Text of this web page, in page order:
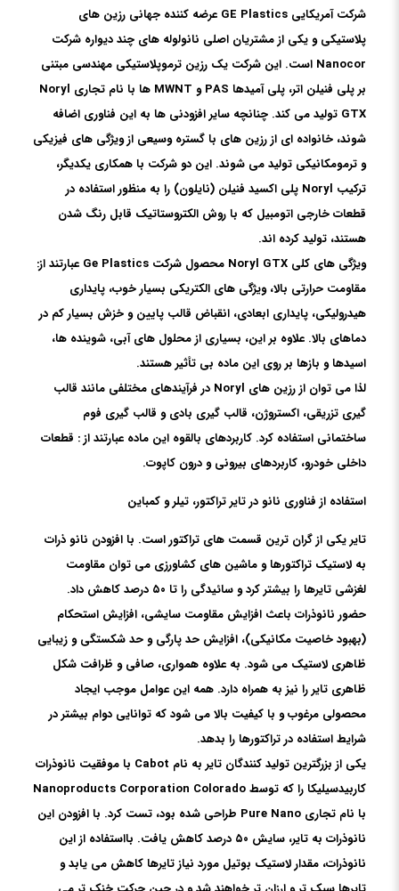
شرکت آمریکایی GE Plastics عرضه کننده جهانی رزین های
پلاستیکی و یکی از مشتریان اصلی نانولوله های چند دیواره شرکت
Nanocor است. این شرکت یک رزین ترموپلاستیکی مهندسی مبتنی
بر پلی فنیلن اتر، پلی آمیدها PAS و MWNT ها با نام تجاری Noryl
GTX تولید می کند. چنانچه سایر افزودنی ها به این فناوری اضافه
شوند، خانواده ای از رزین های با گستره وسیعی از ویژگی های فیزیکی
و ترمومکانیکی تولید می شوند. این دو شرکت با همکاری یکدیگر،
ترکیب Noryl پلی اکسید فنیلن (نایلون) را به منظور استفاده در
قطعات خارجی اتومبیل که با روش الکتروستاتیک قابل رنگ شدن
هستند، تولید کرده اند.
ویژگی های کلی Noryl GTX محصول شرکت Ge Plastics عبارتند از:
مقاومت حرارتی بالا، ویژگی های الکتریکی بسیار خوب، پایداری
هیدرولیکی، پایداری ابعادی، انقباض قالب پایین و خزش بسیار کم در
دماهای بالا. علاوه بر این، بسیاری از محلول های آبی، شوینده ها،
اسیدها و بازها بر روی این ماده بی تأثیر هستند.
لذا می توان از رزین های Noryl در فرآیندهای مختلفی مانند قالب
گیری تزریقی، اکستروژن، قالب گیری بادی و قالب گیری فوم
ساختمانی استفاده کرد. کاربردهای بالقوه این ماده عبارتند از : قطعات
داخلی خودرو، کاربردهای بیرونی و درون کاپوت.
استفاده از فناوری نانو در تایر تراکتور، تیلر و کمباین
تایر یکی از گران ترین قسمت های تراکتور است. با افزودن نانو ذرات
به لاستیک تراکتورها و ماشین های کشاورزی می توان مقاومت
لغزشی تایرها را بیشتر کرد و سائیدگی را تا ۵۰ درصد کاهش داد.
حضور نانوذرات باعث افزایش مقاومت سایشی، افزایش استحکام
(بهبود خاصیت مکانیکی)، افزایش حد پارگی و حد شکستگی و زیبایی
ظاهری لاستیک می شود. به علاوه همواری، صافی و ظرافت شکل
ظاهری تایر را نیز به همراه دارد. همه این عوامل موجب ایجاد
محصولی مرغوب و با کیفیت بالا می شود که توانایی دوام بیشتر در
شرایط استفاده در تراکتورها را بدهد.
یکی از بزرگترین تولید کنندگان تایر به نام Cabot با موفقیت نانوذرات
کاربیدسیلیکا را که توسط Nanoproducts Corporation Colorado
با نام تجاری Pure Nano طراحی شده بود، تست کرد. با افزودن این
نانوذرات به تایر، سایش ۵۰ درصد کاهش یافت. بااستفاده از این
نانوذرات، مقدار لاستیک بوتیل مورد نیاز تایرها کاهش می یابد و